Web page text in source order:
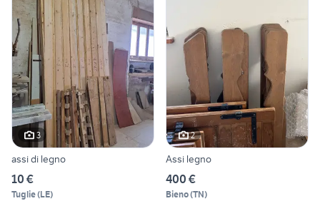
3
assi di legno
10 €
Tuglie(LE)
2
Assi legno
400 €
Bieno(TN)